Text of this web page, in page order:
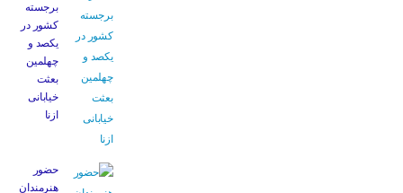
برجسته
کشور در
یکصد و
چهلمین
بعثت
خیابانی
ازنا
حضور
هنرمندان